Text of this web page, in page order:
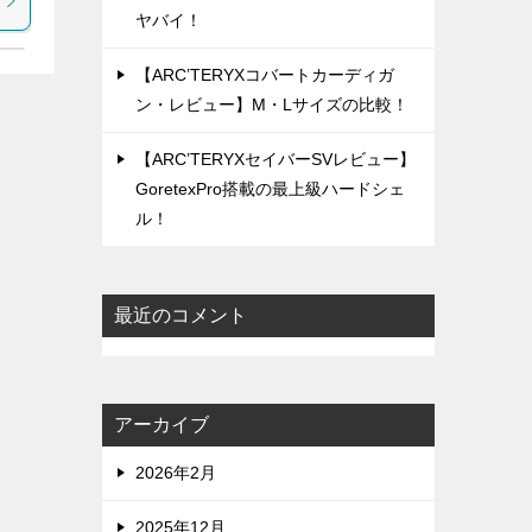
ヤバイ！
【ARC’TERYXコバートカーディガ
ン・レビュー】M・Lサイズの比較！
【ARC’TERYXセイバーSVレビュー】
GoretexPro搭載の最上級ハードシェ
ル！
最近のコメント
アーカイブ
2026年2月
2025年12月